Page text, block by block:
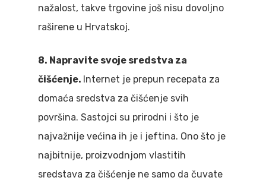
nažalost, takve trgovine još nisu dovoljno
raširene u Hrvatskoj.
8. Napravite svoje sredstva za
čišćenje. Internet je prepun recepata za
domaća sredstva za čišćenje svih
površina. Sastojci su prirodni i što je
najvažnije većina ih je i jeftina. Ono što je
najbitnije, proizvodnjom vlastitih
sredstava za čišćenje ne samo da čuvate